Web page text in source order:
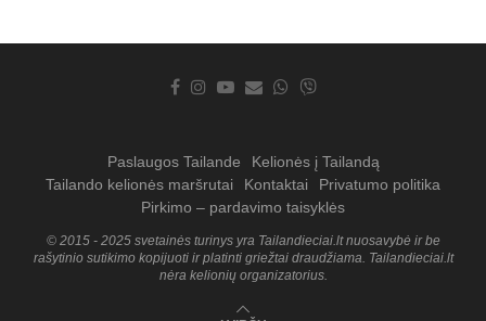
Paslaugos Tailande
Kelionės į Tailandą
Tailando kelionės maršrutai
Kontaktai
Privatumo politika
Pirkimo – pardavimo taisyklės
© 2015 - 2025 svetainės turinys yra Tailandieciai.lt nuosavybė ir be
rašytinio sutikimo kopijuoti ir platinti griežtai draudžiama. Tailandieciai.lt
nėra kelionių organizatorius.